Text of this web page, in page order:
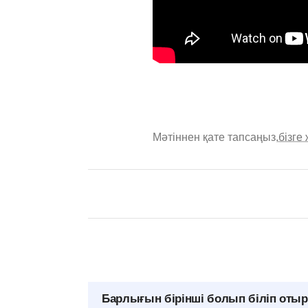
Мәтіннен қате тапсаңыз,
Барлығын бірінші болып біліп